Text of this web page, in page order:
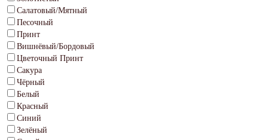
Салатовый/Мятный
Песочный
Принт
Вишнёвый/Бордовый
Цветочный Принт
Сакура
Чёрный
Белый
Красный
Синий
Зелёный